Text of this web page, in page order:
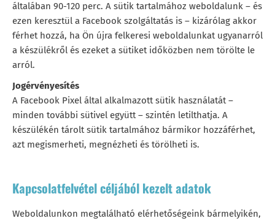
általában 90-120 perc. A sütik tartalmához weboldalunk – és
ezen keresztül a Facebook szolgáltatás is – kizárólag akkor
férhet hozzá, ha Ön újra felkeresi weboldalunkat ugyanarról
a készülékről és ezeket a sütiket időközben nem törölte le
arról.
Jogérvényesítés
A Facebook Pixel által alkalmazott sütik használatát –
minden további sütivel együtt – szintén letilthatja. A
készülékén tárolt sütik tartalmához bármikor hozzáférhet,
azt megismerheti, megnézheti és törölheti is.
Kapcsolatfelvétel céljából kezelt adatok
Weboldalunkon megtalálható elérhetőségeink bármelyikén,